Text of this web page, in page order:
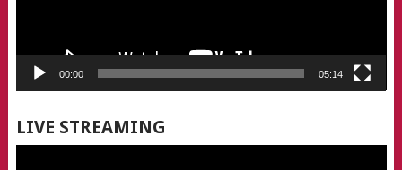
00:00 05:14
LIVE STREAMING